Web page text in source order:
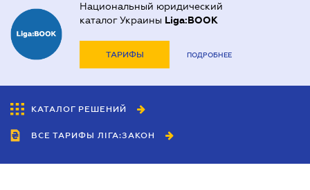
Национальный юридический
каталог Украины Liga:BOOK
ТАРИФЫ ПОДРОБНЕЕ
КАТАЛОГ РЕШЕНИЙ
ВСЕ ТАРИФЫ ЛІГА:ЗАКОН